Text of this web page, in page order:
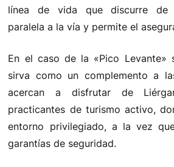
línea de vida que discurre de
paralela a la vía y permite el
En el caso de la «Pico Levante»
sirva como un complemento a
acercan a disfrutar de
practicantes de turismo activo,
entorno privilegiado, a la vez
garantías de seguridad.